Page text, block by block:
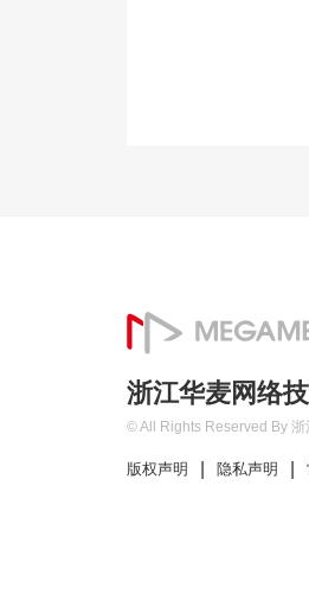
浙江华麦网络
© All Rights Reserved By 浙
版权声明 隐私声明